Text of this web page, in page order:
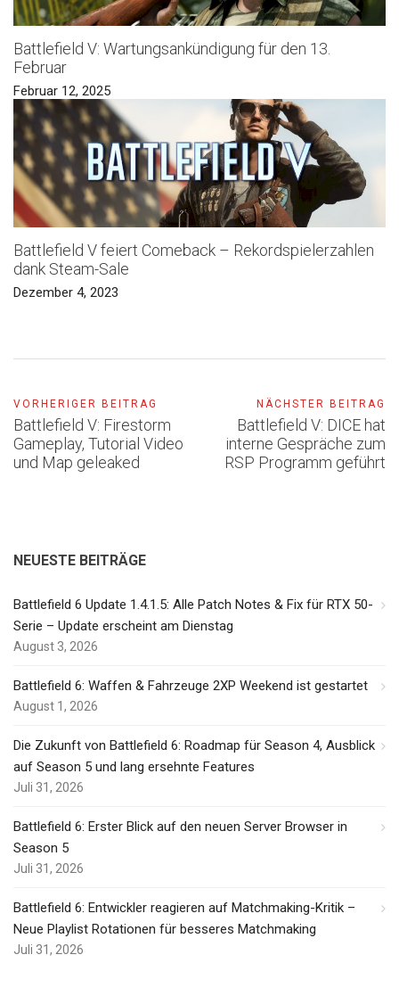
Battlefield V: Wartungsankündigung für den 13.
Februar
Februar 12, 2025
Battlefield V feiert Comeback – Rekordspielerzahlen
dank Steam-Sale
Dezember 4, 2023
VORHERIGER BEITRAG
Battlefield V: Firestorm
Gameplay, Tutorial Video
und Map geleaked
NÄCHSTER BEITRAG
Battlefield V: DICE hat
interne Gespräche zum
RSP Programm geführt
NEUESTE BEITRÄGE
Battlefield 6 Update 1.4.1.5: Alle Patch Notes & Fix für RTX 50-
Serie – Update erscheint am Dienstag
August 3, 2026
Battlefield 6: Waffen & Fahrzeuge 2XP Weekend ist gestartet
August 1, 2026
Die Zukunft von Battlefield 6: Roadmap für Season 4, Ausblick
auf Season 5 und lang ersehnte Features
Juli 31, 2026
Battlefield 6: Erster Blick auf den neuen Server Browser in
Season 5
Juli 31, 2026
Battlefield 6: Entwickler reagieren auf Matchmaking-Kritik –
Neue Playlist Rotationen für besseres Matchmaking
Juli 31, 2026